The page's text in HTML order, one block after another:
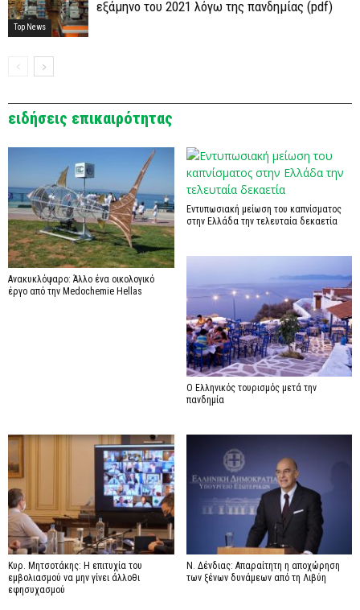
Top News
εξάμηνο του 2021 λόγω της πανδημίας (pdf)
ειδήσεις επικαιρότητας
Ανακυκλόψαρο: Άλλο ένα οικολογικό
έργο από την Medochemie Hellas
Εντυπωσιακή μείωση του καπνίσματος
στην Ελλάδα την τελευταία δεκαετία
Ο Ελληνικός τουρισμός μετά την
πανδημία
Κυρ. Μητσοτάκης: Η επιτυχία του
εμβολιασμού να μην γίνει άλλοθι
εφησυχασμού
Ν. Δένδιας: Απαραίτητη η αποχώρηση
των ξένων δυνάμεων από τη Λιβύη